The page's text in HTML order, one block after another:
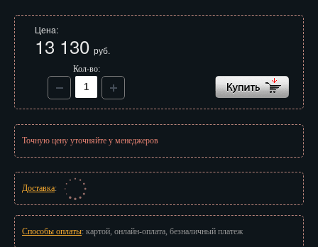
Ижевск
Иркутск
Цена:
13 130 руб.
Кол-во:
Точную цену уточняйте у менеджеров
Доставка:
Способы оплаты: картой, онлайн-оплата, безналичный платеж